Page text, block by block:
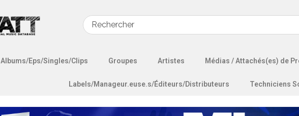
Albums/Eps/Singles/Clips Groupes Artistes Médias / Attachés(es) de
Labels/Manageur.euse.s/Éditeurs/Distributeurs Techniciens